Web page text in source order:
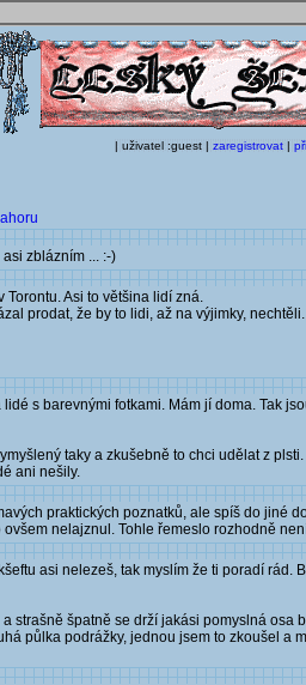
| uživatel :guest | zaregistrovat |
zblázním ... :-)
Asi to většina lidí zná.
prodat, že by to lidi, až na výjimky,
s barevnými fotkami. Mám jí doma. Tak
taky a zkušebně to chci udělat z
ani nešily.
praktických poznatků, ale spíš do jiné
nelajznul. Tohle řemeslo rozhodně
asi nelezeš, tak myslím že ti poradí
strašně špatně se drží jakási pomyslná osa
půlka podrážky, jednou jsem to zkoušel a